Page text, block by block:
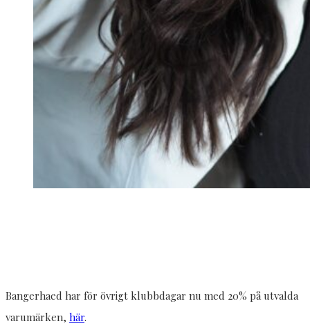
Bangerhaed har för övrigt klubbdagar nu med 20% på utvalda
varumärken, här.